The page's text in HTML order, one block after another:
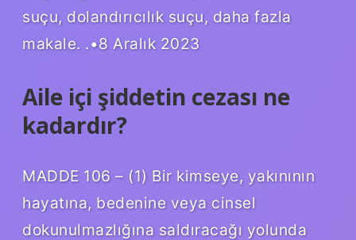
suçu, dolandırıcılık suçu, daha fazla
makale. .•8 Aralık 2023
Aile içi şiddetin cezası ne
kadardır?
MADDE 106 – (1) Bir kimseye, yakınının
hayatına, bedenine veya cinsel
dokunulmazlığına saldıracağı yolunda